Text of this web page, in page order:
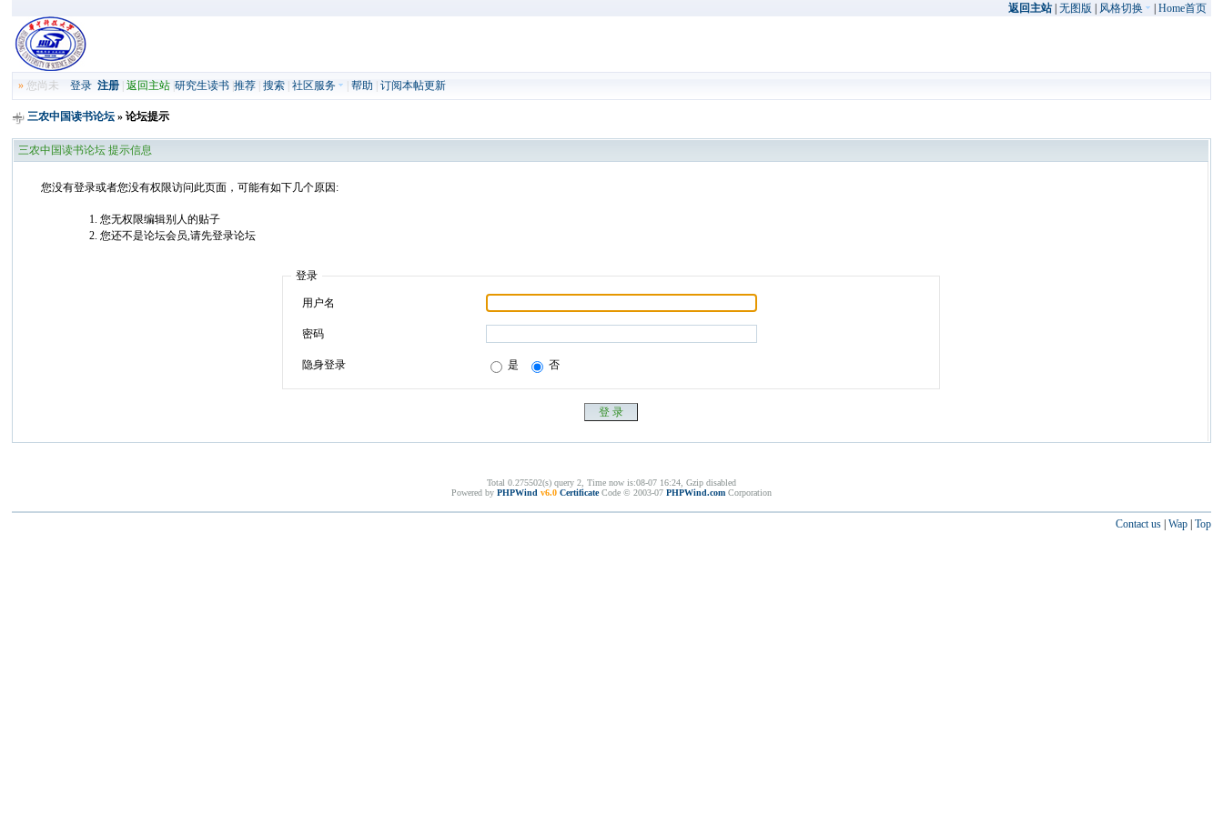
返回主站| 无图版 风格切换 Home首页
» 您尚未登录 注册 |返回主站 |研究生读书 |推荐 |搜索 |社区服务 |帮助 |订阅本帖更新
三农中国读书论坛 » 论坛提示
三农中国读书论坛 提示信息
您没有登录或者您没有权限访问此页面，可能有如下几个原因:
您无权限编辑别人的贴子
您还不是论坛会员,请先登录论坛
登录
用户名
密码
隐身登录 是 否
Total 0.275502(s) query 2, Time now is:08-07 16:24, Gzip disabled
Powered by PHPWind v6.0 CertificateCode © 2003-07 PHPWind.com Corporation
Contact us| Wap| Top